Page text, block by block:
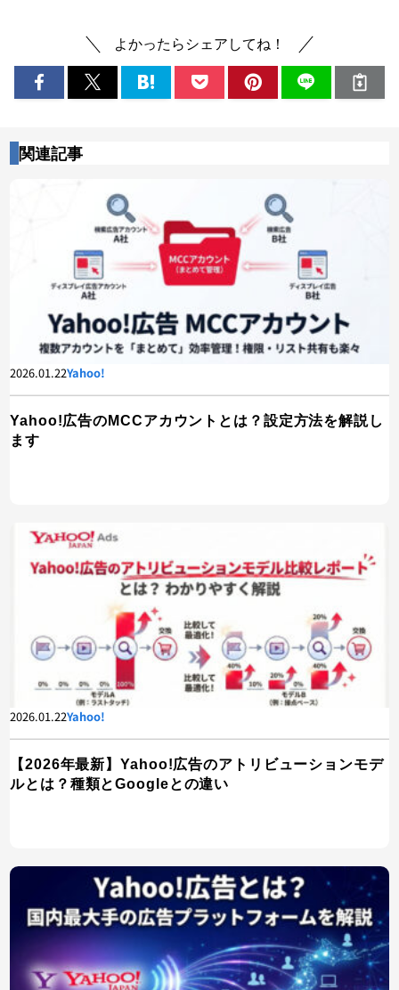
よかったらシェアしてね！
関連記事
2026.01.22Yahoo!
Yahoo!広告のMCCアカウントとは？設定方法を解説し
ます
2026.01.22Yahoo!
【2026年最新】Yahoo!広告のアトリビューションモデ
ルとは？種類とGoogleとの違い